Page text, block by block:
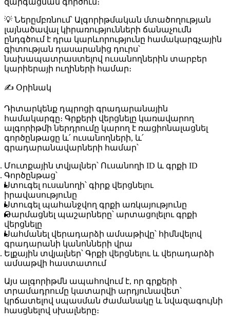
💡 Ներըմբռնում՝ Ալգորիթմական մտածողության
լայնածավալ կիրառությունների ճանաչումն
ընդգծում է դրա կարևորությունը համակարգչային
գիտության դասարանից դուրս՝
նախապատրաստելով ուսանողներին տարբեր
կարիերայի ուղիների համար։
✍️ Օրինակ
Դիտարկենք դպրոցի գրադարանային
համակարգը։ Գրքերի վերցնելը կառավարող
ալգորիթմի ներդրումը կարող է ռացիոնալացնել
գործընթացը և՛ ուսանողների, և՛
գրադարանավարների համար՝
Մուտքային տվյալներ՝ Ուսանողի ID և գրքի ID
Գործընթաց՝
Ստուգել ուսանողի՝ գիրք վերցնելու
իրավասությունը
Ստուգել պահանջվող գրքի առկայությունը
Թարմացնել պաշարները՝ արտացոլելու գրքի
վերցնելը
Սահմանել վերադարձի ամսաթիվը՝ հիմնվելով
գրադարանի կանոնների վրա
Ելքային տվյալներ՝ Գրքի վերցնելու և վերադարձի
ամսաթվի հաստատում
Այս ալգորիթմն ապահովում է, որ գրքերի
տրամադրումը կատարվի արդյունավետ՝
կրճատելով սպասման ժամանակը և նվազագույնի
հասցնելով սխալները։